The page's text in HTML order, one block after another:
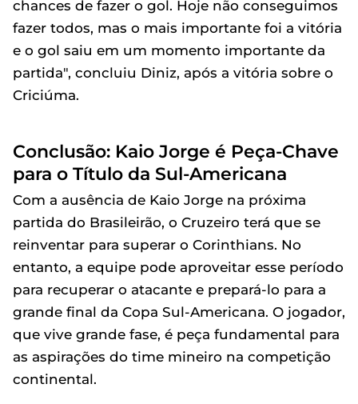
chances de fazer o gol. Hoje não conseguimos
fazer todos, mas o mais importante foi a vitória
e o gol saiu em um momento importante da
partida", concluiu Diniz, após a vitória sobre o
Criciúma.
Conclusão: Kaio Jorge é Peça-Chave
para o Título da Sul-Americana
Com a ausência de Kaio Jorge na próxima
partida do Brasileirão, o Cruzeiro terá que se
reinventar para superar o Corinthians. No
entanto, a equipe pode aproveitar esse período
para recuperar o atacante e prepará-lo para a
grande final da Copa Sul-Americana. O jogador,
que vive grande fase, é peça fundamental para
as aspirações do time mineiro na competição
continental.